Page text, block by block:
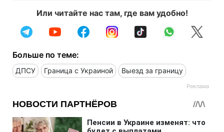
Или читайте нас там, где вам удобно!
Больше по теме:
ДПСУ Граница с Украиной Выезд за границу